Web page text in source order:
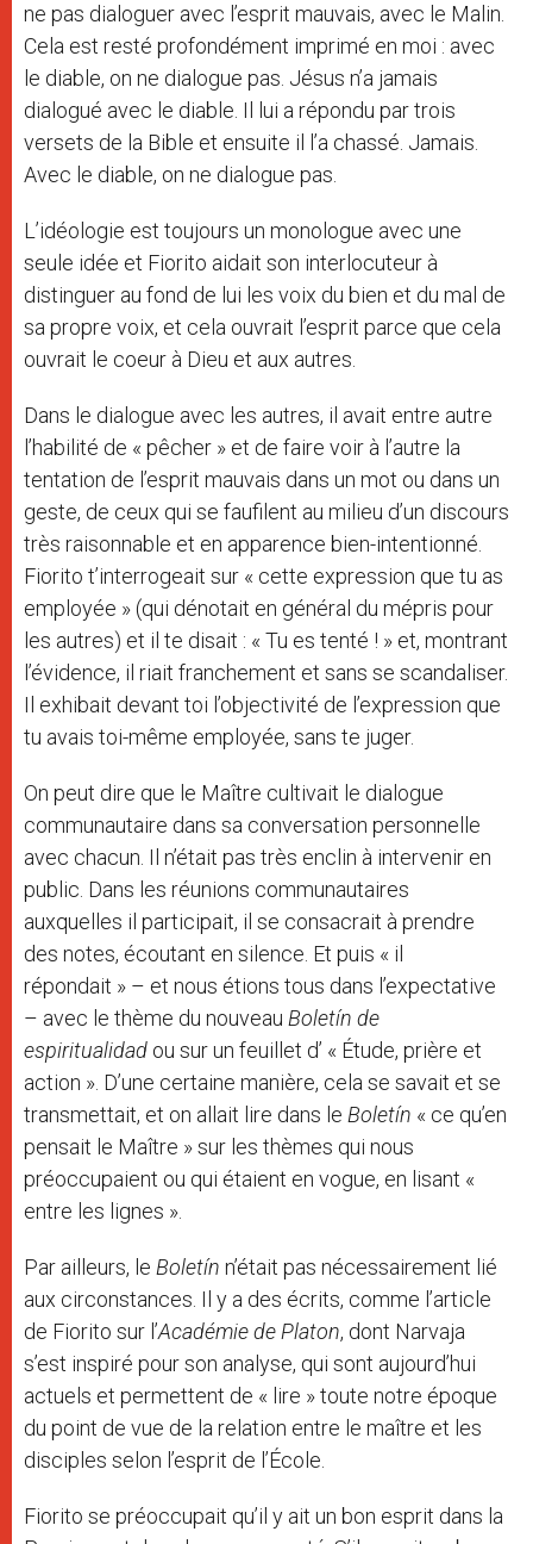
ne pas dialoguer avec l’esprit mauvais, avec le Malin.
Cela est resté profondément imprimé en moi : avec
le diable, on ne dialogue pas. Jésus n’a jamais
dialogué avec le diable. Il lui a répondu par trois
versets de la Bible et ensuite il l’a chassé. Jamais.
Avec le diable, on ne dialogue pas.
L’idéologie est toujours un monologue avec une
seule idée et Fiorito aidait son interlocuteur à
distinguer au fond de lui les voix du bien et du mal de
sa propre voix, et cela ouvrait l’esprit parce que cela
ouvrait le coeur à Dieu et aux autres.
Dans le dialogue avec les autres, il avait entre autre
l’habilité de « pêcher » et de faire voir à l’autre la
tentation de l’esprit mauvais dans un mot ou dans un
geste, de ceux qui se faufilent au milieu d’un discours
très raisonnable et en apparence bien-intentionné.
Fiorito t’interrogeait sur « cette expression que tu as
employée » (qui dénotait en général du mépris pour
les autres) et il te disait : « Tu es tenté ! » et, montrant
l’évidence, il riait franchement et sans se scandaliser.
Il exhibait devant toi l’objectivité de l’expression que
tu avais toi-même employée, sans te juger.
On peut dire que le Maître cultivait le dialogue
communautaire dans sa conversation personnelle
avec chacun. Il n’était pas très enclin à intervenir en
public. Dans les réunions communautaires
auxquelles il participait, il se consacrait à prendre
des notes, écoutant en silence. Et puis « il
répondait » – et nous étions tous dans l’expectative
– avec le thème du nouveau Boletín de
espiritualidad ou sur un feuillet d’ « Étude, prière et
action ». D’une certaine manière, cela se savait et se
transmettait, et on allait lire dans le Boletín « ce qu’en
pensait le Maître » sur les thèmes qui nous
préoccupaient ou qui étaient en vogue, en lisant «
entre les lignes ».
Par ailleurs, le Boletín n’était pas nécessairement lié
aux circonstances. Il y a des écrits, comme l’article
de Fiorito sur l’Académie de Platon, dont Narvaja
s’est inspiré pour son analyse, qui sont aujourd’hui
actuels et permettent de « lire » toute notre époque
du point de vue de la relation entre le maître et les
disciples selon l’esprit de l’École.
Fiorito se préoccupait qu’il y ait un bon esprit dans la